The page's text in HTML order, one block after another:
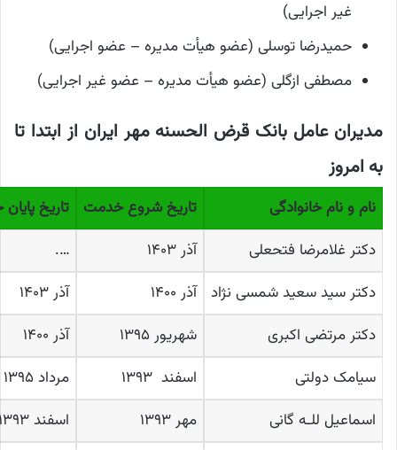
غیر اجرایی)
حمیدرضا توسلی (عضو هیأت مدیره – عضو اجرایی)
مصطفی ازگلی (عضو هیأت مدیره – عضو غیر اجرایی)
مدیران عامل بانک قرض الحسنه مهر ایران از ابتدا تا
به امروز
نام و نام خانوادگی تاریخ شروع خدمت
تاریخ
دکتر غلامرضا فتحعلی
آذر ۱۴۰۳
….
دکتر سید سعید شمسی نژاد
آذر ۱۴۰۰
آذر ۱۴۰۳
دکتر مرتضی اکبری
شهریور ۱۳۹۵
آذر ۱۴۰۰
سیامک دولتی
اسفند ۱۳۹۳
مرداد ۱۳۹۵
اسماعیل للـه گانی
مهر ۱۳۹۳
اسفند ۱۳۹۳